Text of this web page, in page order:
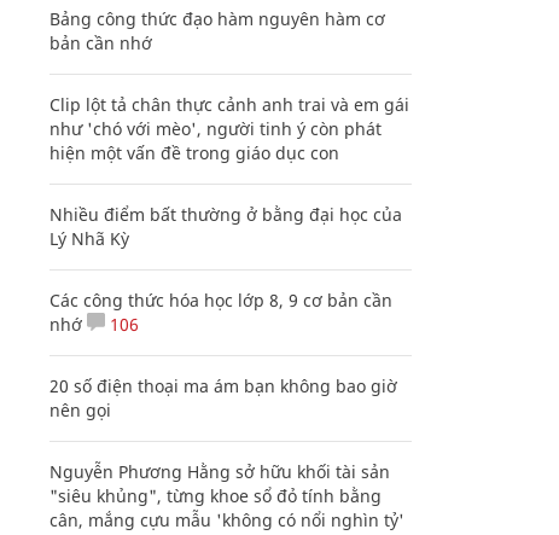
Bảng công thức đạo hàm nguyên hàm cơ
bản cần nhớ
Clip lột tả chân thực cảnh anh trai và em gái
như 'chó với mèo', người tinh ý còn phát
hiện một vấn đề trong giáo dục con
Nhiều điểm bất thường ở bằng đại học của
Lý Nhã Kỳ
Các công thức hóa học lớp 8, 9 cơ bản cần
nhớ
106
20 số điện thoại ma ám bạn không bao giờ
nên gọi
Nguyễn Phương Hằng sở hữu khối tài sản
"siêu khủng", từng khoe sổ đỏ tính bằng
cân, mắng cựu mẫu 'không có nổi nghìn tỷ'